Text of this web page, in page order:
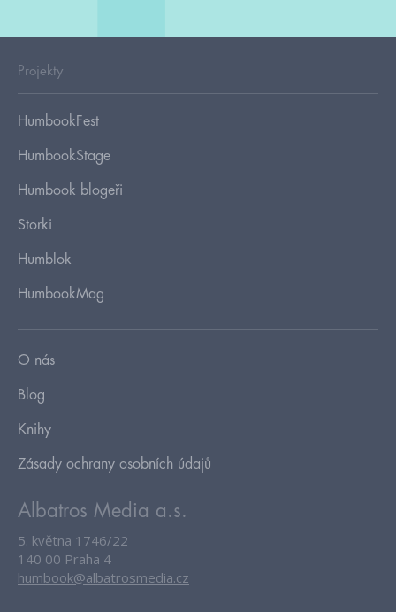
Projekty
HumbookFest
HumbookStage
Humbook blogeři
Storki
Humblok
HumbookMag
O nás
Blog
Knihy
Zásady ochrany osobních údajů
Albatros Media a.s.
5. května 1746/22
140 00 Praha 4
humbook@albatrosmedia.cz